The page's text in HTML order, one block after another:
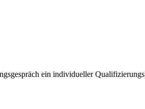
ein individueller